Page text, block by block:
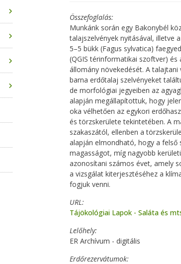
Összefoglalás
Munkánk során egy Bakonybél
talajszelvények nyitásával, illetve
5–5 bükk (Fagus sylvatica)
(QGIS térinformatikai szoftver) és
állomány növekedését. A
barna erdőtalaj szelvényeket
de morfológiai jegyeiben az
alapján megállapítottuk, hogy
oka vélhetően az egykori
és törzskerülete tekintetében. A
szakaszától, ellenben a
alapján elmondható, hogy a felső
magasságot, míg nagyobb
azonosítani számos évet, amely
a vizsgálat kiterjesztéséhez a
fogjuk venni.
URL
Tájökológiai Lapok - Saláta és
Lelőhely
ER Archívum - digitális
Erdőrezervátumok